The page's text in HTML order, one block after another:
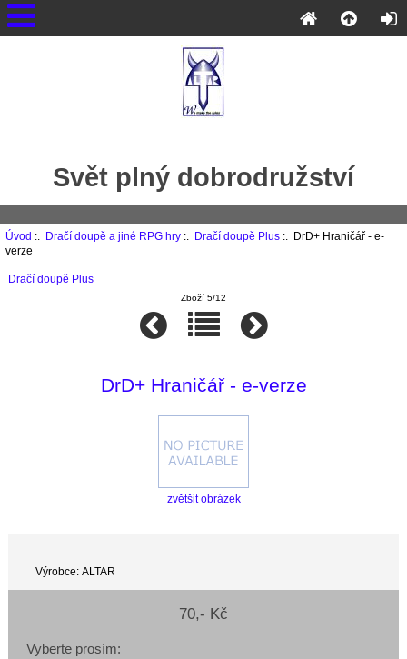
Svět plný dobrodružství
Úvod :. Dračí doupě a jiné RPG hry:. Dračí doupě Plus:. DrD+ Hraničář - e-
verze
Dračí doupě Plus
Zboží 5/12
DrD+ Hraničář - e-verze
zvětšit obrázek
Výrobce: ALTAR
70,- Kč
Vyberte prosím: